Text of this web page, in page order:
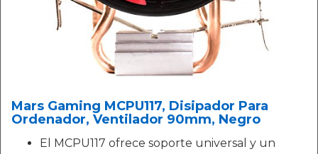
Mars Gaming MCPU117, Disipador Para
Ordenador, Ventilador 90mm, Negro
El MCPU117 ofrece soporte universal y un